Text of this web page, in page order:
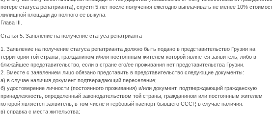
потере статуса репатрианта), спустя 5 лет после получения ежегодно выплачивать не менее 10%
жилищной площади до полного ее выкупа.
Глава III.
Статья 5. Заявление на получение статуса репатрианта
1. Заявление на получение статуса репатрианта должно быть подано в представительство Грузии на
территории той страны, гражданином и/или постоянным жителем которой является заявитель, либо в
ближайшее представительство, если в стране его/ее проживания нет представительства Грузии.
2. Вместе с заявлением лицо обязано представить в представительство следующие документы:
а) в случае наличия документ подтверждающий переселение;
б) удостоверение личности (постоянного проживания) и/или документ, подтверждающий гражданскую
принадлежность, определенный законодательством той страны, гражданином или постоянным жителем
которой является заявитель, в том числе и гербовый паспорт бывшего СССР, в случае наличия.
в) справка с места жительства;